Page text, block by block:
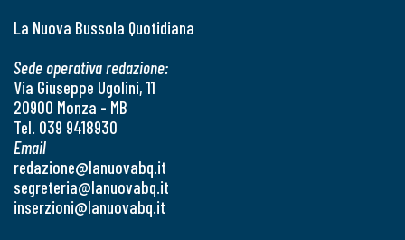
La Nuova Bussola Quotidiana
Sede operativa redazione:
Via Giuseppe Ugolini, 11
20900 Monza - MB
Tel. 039 9418930
Email
redazione@lanuovabq.it
segreteria@lanuovabq.it
inserzioni@lanuovabq.it